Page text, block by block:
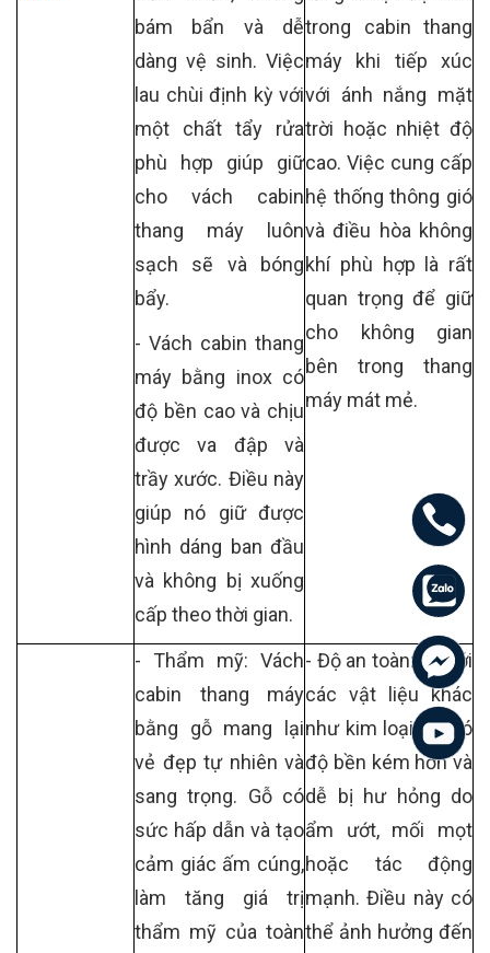
bám bẩn và dễ
dàng vệ sinh. Việc
lau chùi định kỳ với
một chất tẩy rửa
phù hợp giúp giữ
cho vách cabin
thang máy luôn
sạch sẽ và bóng
bẩy.
- Vách cabin thang
máy bằng inox có
độ bền cao và chịu
được va đập và
trầy xước. Điều này
giúp nó giữ được
hình dáng ban đầu
và không bị xuống
cấp theo thời gian.
trong cabin thang
máy khi tiếp xúc
với ánh nắng mặt
trời hoặc nhiệt độ
cao. Việc cung cấp
hệ thống thông gió
và điều hòa không
khí phù hợp là rất
quan trọng để giữ
cho không gian
bên trong thang
máy mát mẻ.
- Thẩm mỹ: Vách
cabin thang máy
bằng gỗ mang lại
vẻ đẹp tự nhiên và
sang trọng. Gỗ có
sức hấp dẫn và tạo
cảm giác ấm cúng,
làm tăng giá trị
thẩm mỹ của toàn
- Độ an toàn: So với
các vật liệu khác
như kim loại, gỗ có
độ bền kém hơn và
dễ bị hư hỏng do
ẩm ướt, mối mọt
hoặc tác động
mạnh. Điều này có
thể ảnh hưởng đến